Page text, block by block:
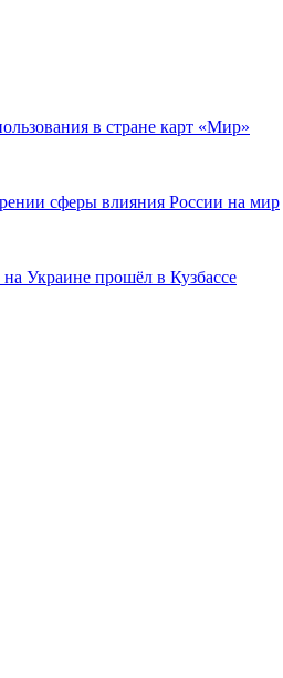
в стране карт «Мир»
сферы влияния России на мир
Украине прошёл в Кузбассе